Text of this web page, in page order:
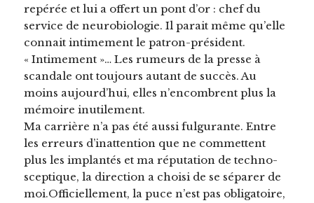
repérée et lui a offert un pont d’or : chef du
service de neurobiologie. Il parait même qu’elle
connait intimement le patron-président.
« Intimement »… Les rumeurs de la presse à
scandale ont toujours autant de succès. Au
moins aujourd’hui, elles n’encombrent plus la
mémoire inutilement.
Ma carrière n’a pas été aussi fulgurante. Entre
les erreurs d’inattention que ne commettent
plus les implantés et ma réputation de techno-
sceptique, la direction a choisi de se séparer de
moi.Officiellement, la puce n’est pas obligatoire,